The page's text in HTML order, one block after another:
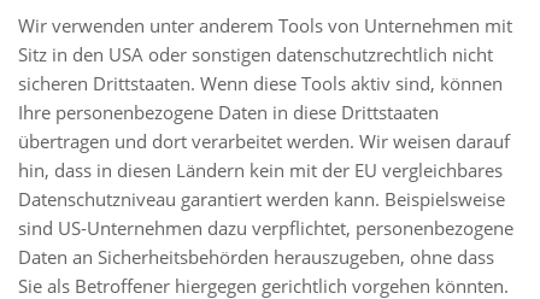
Wir verwenden unter anderem Tools von Unternehmen mit
Sitz in den USA oder sonstigen datenschutzrechtlich nicht
sicheren Drittstaaten. Wenn diese Tools aktiv sind, können
Ihre personenbezogene Daten in diese Drittstaaten
übertragen und dort verarbeitet werden. Wir weisen darauf
hin, dass in diesen Ländern kein mit der EU vergleichbares
Datenschutzniveau garantiert werden kann. Beispielsweise
sind US-Unternehmen dazu verpflichtet, personenbezogene
Daten an Sicherheitsbehörden herauszugeben, ohne dass
Sie als Betroffener hiergegen gerichtlich vorgehen könnten.